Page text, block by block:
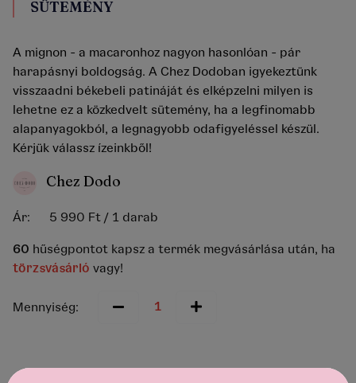
SÜTEMÉNY
A mignon - a macaronhoz nagyon hasonlóan - pár
harapásnyi boldogság. A Chez Dodoban igyekeztünk
visszaadni békebeli patináját és elképzelni milyen is
lehetne ez a közkedvelt sütemény, ha a legfinomabb
alapanyagokból, a legnagyobb odafigyeléssel készül.
Kérjük válassz ízeinkből!
Chez Dodo
Ár: 5 990 Ft / 1 darab
60 hűségpontot kapsz a termék megvásárlása után, ha
törzsvásárló vagy!
Mennyiség: